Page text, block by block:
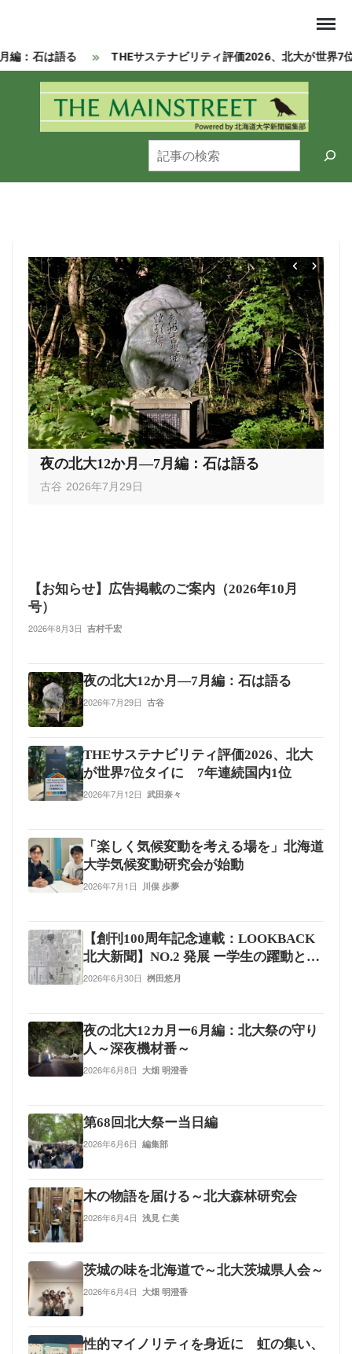
content
：石は語る THEサステナビリティ評価2026、北大が世界7
索
夜の北大12か月―7月編：石は語る
古谷 2026年7月29日
吉村千宏
2026年8月3日
【お知らせ】広告掲載のご案内（2026年10月
号）
古谷
2026年7月29日
夜の北大12か月―7月編：石は語る
武田奈々
2026年7月12日
THEサステナビリティ評価2026、北大
が世界7位タイに 7年連続国内1位
川俣 歩夢
2026年7月1日
「楽しく気候変動を考える場を」北海道
大学気候変動研究会が始動
桝田悠月
2026年6月30日
【創刊100周年記念連載：LOOKBACK
北大新聞】NO.2 発展 ー学生の躍動と、
現実社会の描写ー
大畑 明澄香
2026年6月8日
夜の北大12カ月ー6月編：北大祭の守り
人～深夜機材番～
編集部
2026年6月6日
第68回北大祭ー当日編
浅見 仁美
2026年6月4日
木の物語を届ける～北大森林研究会
大畑 明澄香
2026年6月4日
茨城の味を北海道で～北大茨城県人会～
性的マイノリティを身近に 虹の集い、